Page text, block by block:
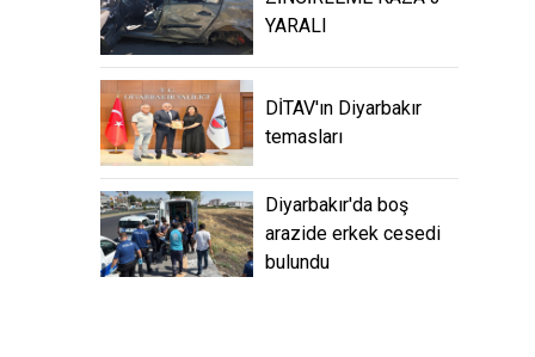
YARALI
DİTAV'ın Diyarbakır
temasları
Diyarbakır'da boş
arazide erkek cesedi
bulundu